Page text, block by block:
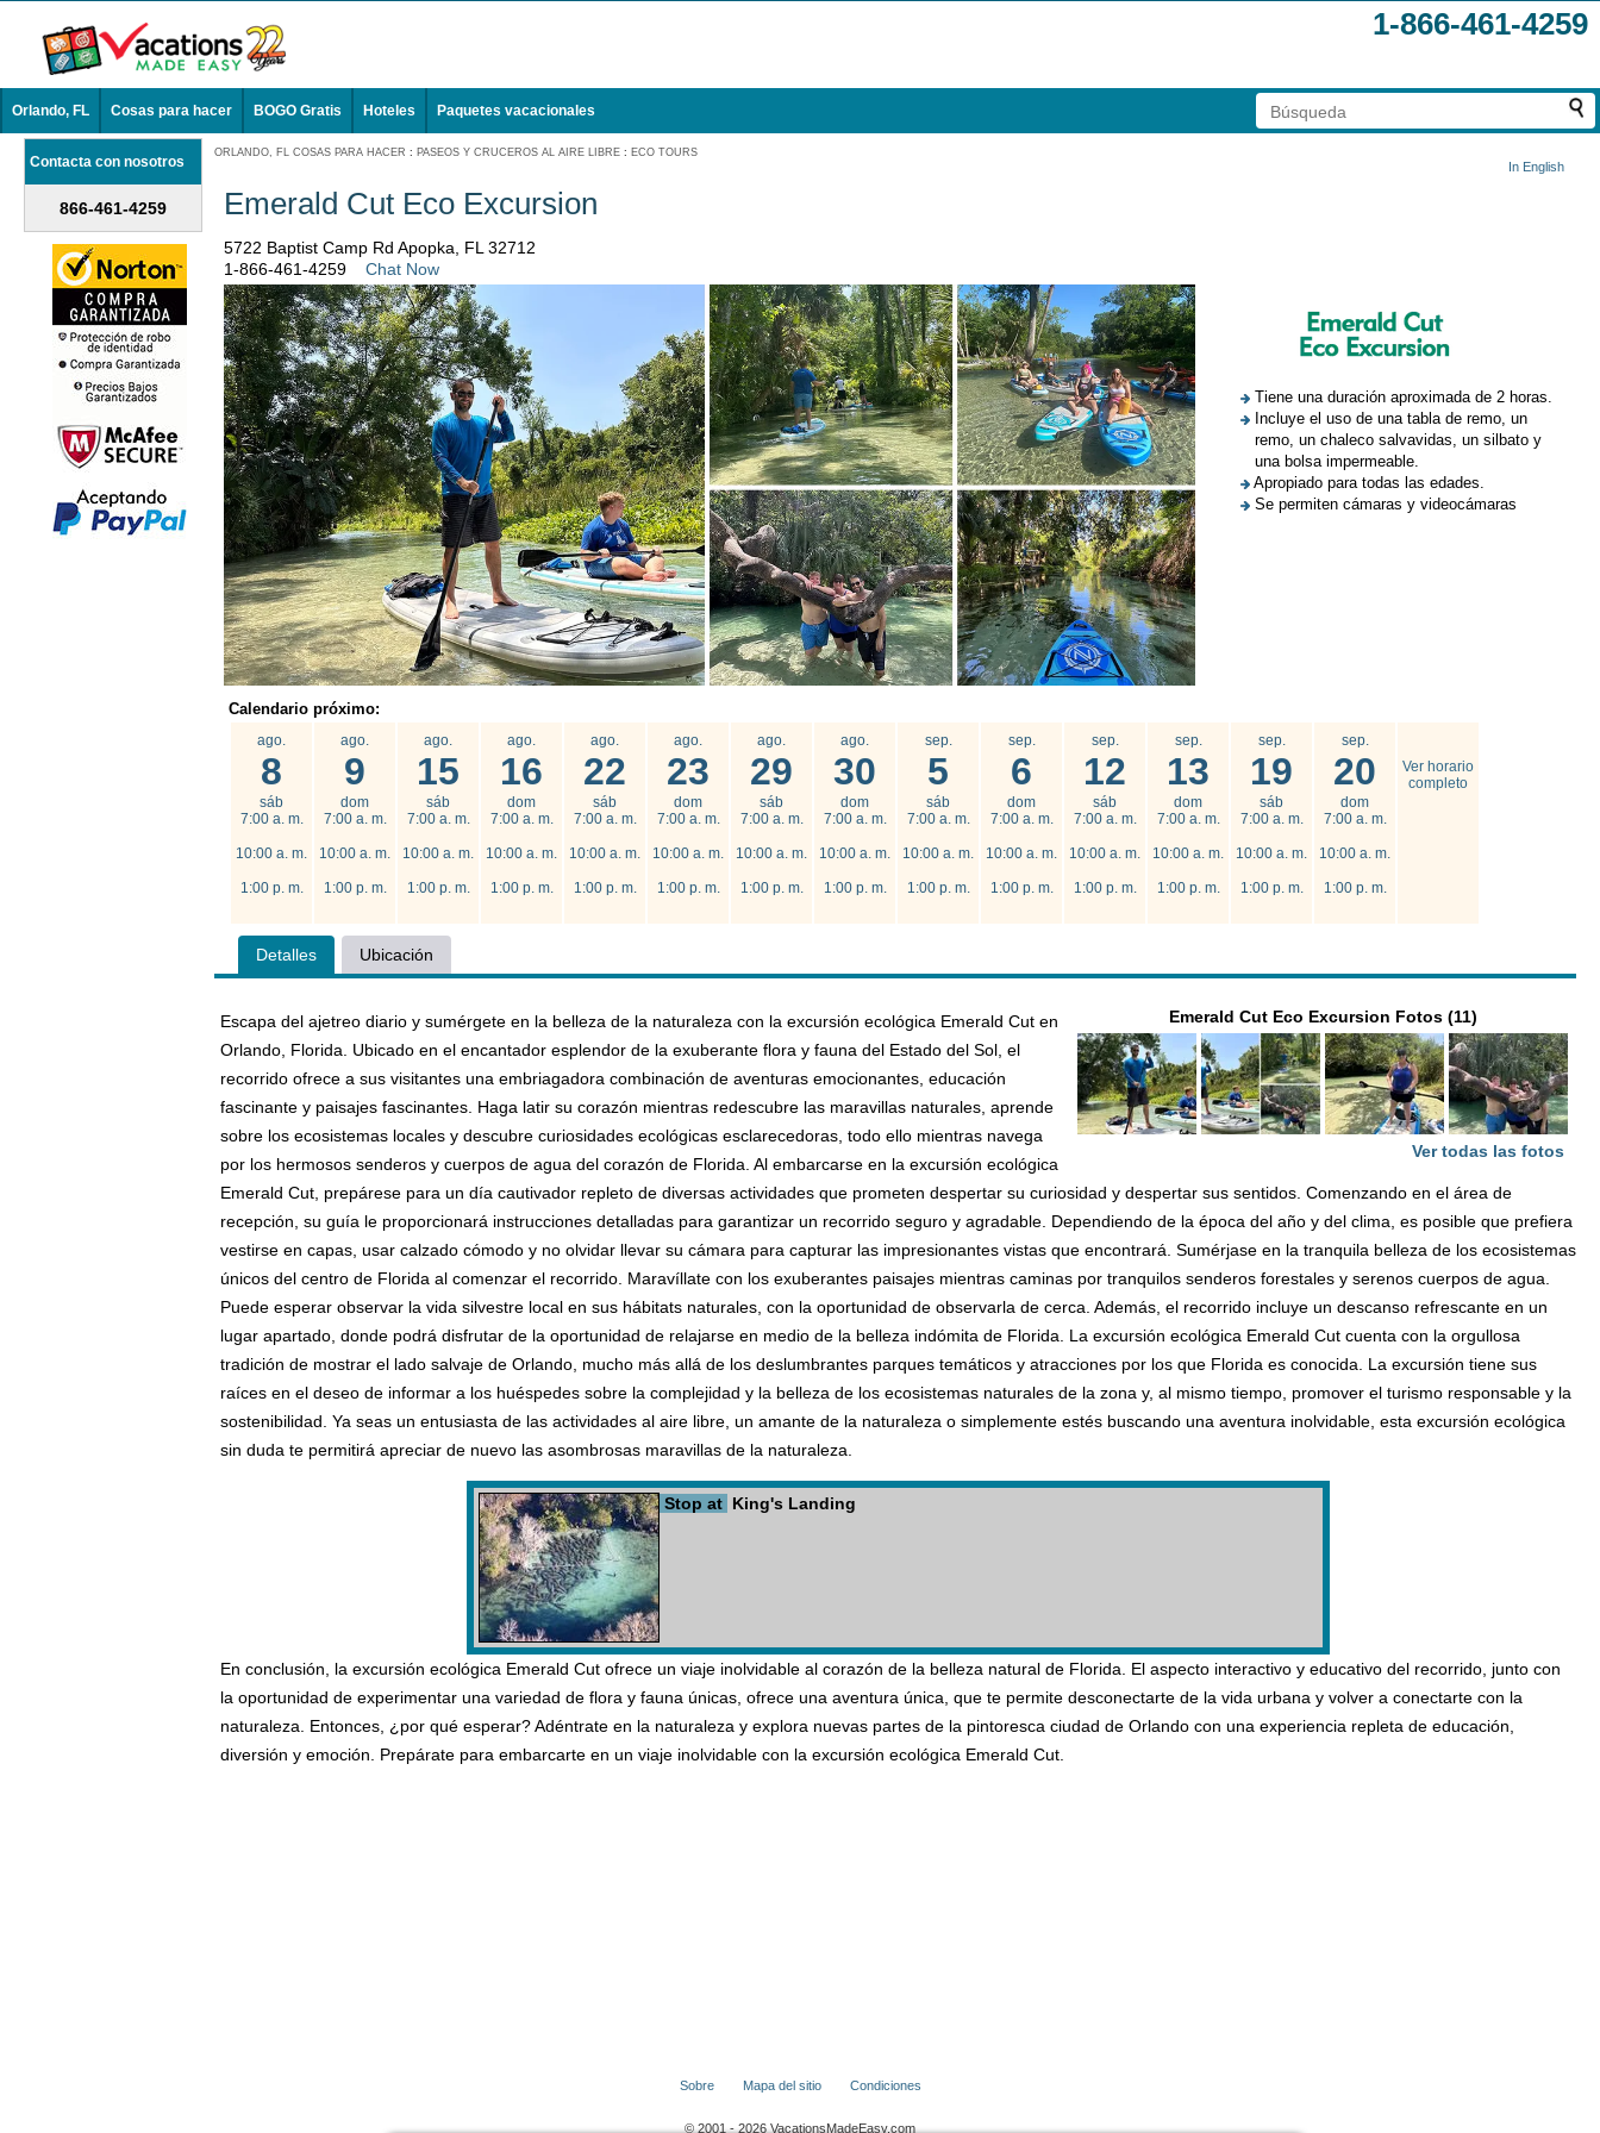
1-866-461-4259
Orlando, FL Cosas para hacer BOGO Gratis Hoteles Paquetes vacacionales
Contacta con nosotros
866-461-4259
ORLANDO, FL COSAS PARA HACER : PASEOS Y CRUCEROS AL AIRE LIBRE : ECO TOURS
In English
Emerald Cut Eco Excursion
5722 Baptist Camp Rd Apopka, FL 32712
1-866-461-4259
Chat Now
Tiene una duración aproximada de 2 horas.
Incluye el uso de una tabla de remo, un
remo, un chaleco salvavidas, un silbato y
una bolsa impermeable.
Apropiado para todas las edades.
Se permiten cámaras y videocámaras
Calendario próximo:
ago.
8
sáb
7:00 a. m.
10:00 a. m.
1:00 p. m.
ago.
9
dom
7:00 a. m.
10:00 a. m.
1:00 p. m.
ago.
15
sáb
7:00 a. m.
10:00 a. m.
1:00 p. m.
ago.
16
dom
7:00 a. m.
10:00 a. m.
1:00 p. m.
ago.
22
sáb
7:00 a. m.
10:00 a. m.
1:00 p. m.
ago.
23
dom
7:00 a. m.
10:00 a. m.
1:00 p. m.
ago.
29
sáb
7:00 a. m.
10:00 a. m.
1:00 p. m.
ago.
30
dom
7:00 a. m.
10:00 a. m.
1:00 p. m.
sep.
5
sáb
7:00 a. m.
10:00 a. m.
1:00 p. m.
sep.
6
dom
7:00 a. m.
10:00 a. m.
1:00 p. m.
sep.
12
sáb
7:00 a. m.
10:00 a. m.
1:00 p. m.
sep.
13
dom
7:00 a. m.
10:00 a. m.
1:00 p. m.
sep.
19
sáb
7:00 a. m.
10:00 a. m.
1:00 p. m.
sep.
20
dom
7:00 a. m.
10:00 a. m.
1:00 p. m.
Ver horario
completo
Detalles Ubicación
Emerald Cut Eco Excursion Fotos (11)
Ver todas las fotos
Escapa del ajetreo diario y sumérgete en la belleza de la naturaleza con la excursión ecológica Emerald Cut en
Orlando, Florida. Ubicado en el encantador esplendor de la exuberante flora y fauna del Estado del Sol, el
recorrido ofrece a sus visitantes una embriagadora combinación de aventuras emocionantes, educación
fascinante y paisajes fascinantes. Haga latir su corazón mientras redescubre las maravillas naturales, aprende
sobre los ecosistemas locales y descubre curiosidades ecológicas esclarecedoras, todo ello mientras navega
por los hermosos senderos y cuerpos de agua del corazón de Florida. Al embarcarse en la excursión ecológica
Emerald Cut, prepárese para un día cautivador repleto de diversas actividades que prometen despertar su curiosidad y despertar sus sentidos. Comenzando en el área de
recepción, su guía le proporcionará instrucciones detalladas para garantizar un recorrido seguro y agradable. Dependiendo de la época del año y del clima, es posible que prefiera
vestirse en capas, usar calzado cómodo y no olvidar llevar su cámara para capturar las impresionantes vistas que encontrará. Sumérjase en la tranquila belleza de los ecosistemas
únicos del centro de Florida al comenzar el recorrido. Maravíllate con los exuberantes paisajes mientras caminas por tranquilos senderos forestales y serenos cuerpos de agua.
Puede esperar observar la vida silvestre local en sus hábitats naturales, con la oportunidad de observarla de cerca. Además, el recorrido incluye un descanso refrescante en un
lugar apartado, donde podrá disfrutar de la oportunidad de relajarse en medio de la belleza indómita de Florida. La excursión ecológica Emerald Cut cuenta con la orgullosa
tradición de mostrar el lado salvaje de Orlando, mucho más allá de los deslumbrantes parques temáticos y atracciones por los que Florida es conocida. La excursión tiene sus
raíces en el deseo de informar a los huéspedes sobre la complejidad y la belleza de los ecosistemas naturales de la zona y, al mismo tiempo, promover el turismo responsable y la
sostenibilidad. Ya seas un entusiasta de las actividades al aire libre, un amante de la naturaleza o simplemente estés buscando una aventura inolvidable, esta excursión ecológica
sin duda te permitirá apreciar de nuevo las asombrosas maravillas de la naturaleza.
Stop at King's Landing
En conclusión, la excursión ecológica Emerald Cut ofrece un viaje inolvidable al corazón de la belleza natural de Florida. El aspecto interactivo y educativo del recorrido, junto con
la oportunidad de experimentar una variedad de flora y fauna únicas, ofrece una aventura única, que te permite desconectarte de la vida urbana y volver a conectarte con la
naturaleza. Entonces, ¿por qué esperar? Adéntrate en la naturaleza y explora nuevas partes de la pintoresca ciudad de Orlando con una experiencia repleta de educación,
diversión y emoción. Prepárate para embarcarte en un viaje inolvidable con la excursión ecológica Emerald Cut.
Sobre Mapa del sitio Condiciones
© 2001 - 2026 VacationsMadeEasy.com